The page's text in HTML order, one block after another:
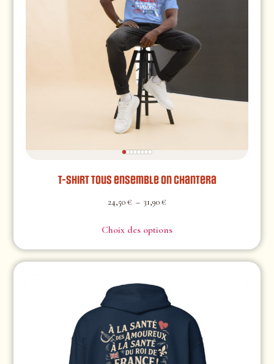
T-shirt Tous ensemble on chantera
24,50€ – 31,90€
Choix des options